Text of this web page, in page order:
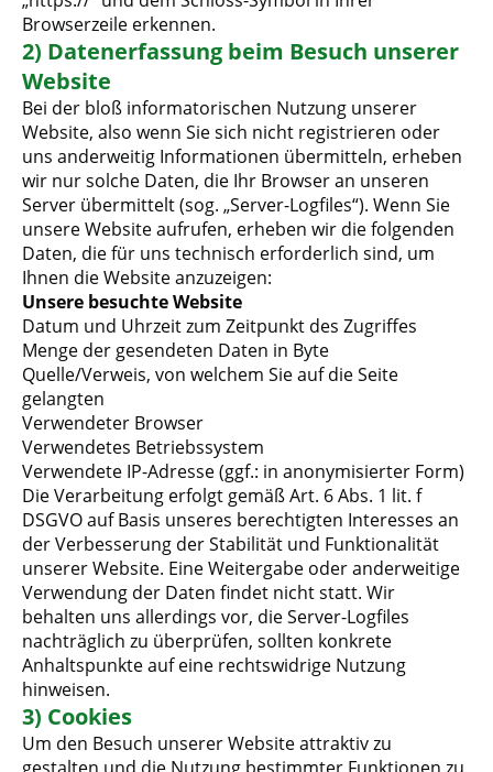
Browserzeile erkennen.
2) Datenerfassung beim Besuch unserer
Website
Bei der bloß informatorischen Nutzung unserer
Website, also wenn Sie sich nicht registrieren oder
uns anderweitig Informationen übermitteln, erheben
wir nur solche Daten, die Ihr Browser an unseren
Server übermittelt (sog. „Server-Logfiles“). Wenn Sie
unsere Website aufrufen, erheben wir die folgenden
Daten, die für uns technisch erforderlich sind, um
Ihnen die Website anzuzeigen:
Unsere besuchte Website
Datum und Uhrzeit zum Zeitpunkt des Zugriffes
Menge der gesendeten Daten in Byte
Quelle/Verweis, von welchem Sie auf die Seite
gelangten
Verwendeter Browser
Verwendetes Betriebssystem
Verwendete IP-Adresse (ggf.: in anonymisierter Form)
Die Verarbeitung erfolgt gemäß Art. 6 Abs. 1 lit. f
DSGVO auf Basis unseres berechtigten Interesses an
der Verbesserung der Stabilität und Funktionalität
unserer Website. Eine Weitergabe oder anderweitige
Verwendung der Daten findet nicht statt. Wir
behalten uns allerdings vor, die Server-Logfiles
nachträglich zu überprüfen, sollten konkrete
Anhaltspunkte auf eine rechtswidrige Nutzung
hinweisen.
3) Cookies
Um den Besuch unserer Website attraktiv zu